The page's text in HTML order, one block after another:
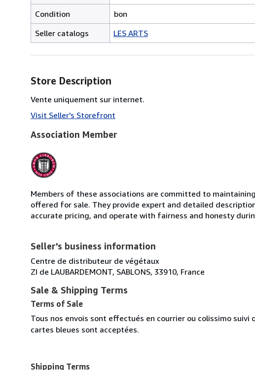
Condition
bon
Seller catalogs
LES ARTS
Store Description
Vente uniquement sur internet.
Visit Seller's Storefront
Association Member
Members of these associations are committed to
offered for sale. They provide expert and detailed
accurate pricing, and operate with fairness and honesty
Seller's business information
Centre de distributeur de végétaux
ZI de LAUBARDEMONT, SABLONS, 33910, France
Sale & Shipping Terms
Terms of Sale
Tous nos envois sont effectués en courrier ou colissimo
cartes bleues sont acceptées.
Shipping Terms